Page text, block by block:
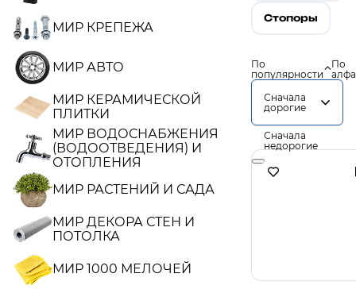
8 (4242) 30-00-72
МИР КРЕПЕЖА
МИР АВТО
МИР КЕРАМИЧЕСКОЙ
ПЛИТКИ
МИР ВОДОСНАБЖЕНИЯ
(ВОДООТВЕДЕНИЯ) И
ОТОПЛЕНИЯ
МИР РАСТЕНИЙ И САДА
МИР ДЕКОРА СТЕН И
ПОТОЛКА
МИР 1000 МЕЛОЧЕЙ
Стопоры
По
популярности
По
Сначала
дорогие
Сначала
недорогие